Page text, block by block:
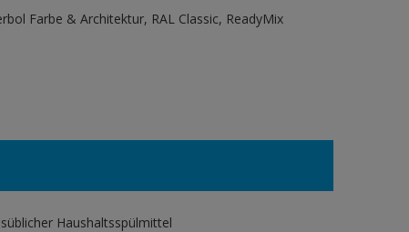
Farbe & Architektur, RAL Classic, ReadyMix
Haushaltsspülmittel